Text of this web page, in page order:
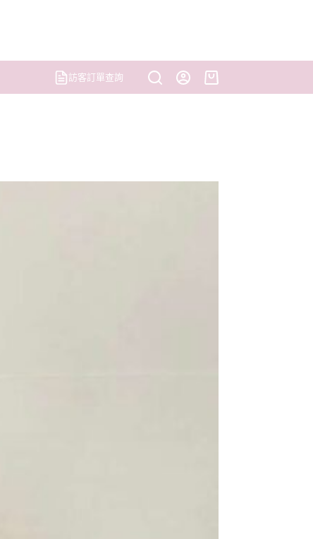
訪客訂單查詢